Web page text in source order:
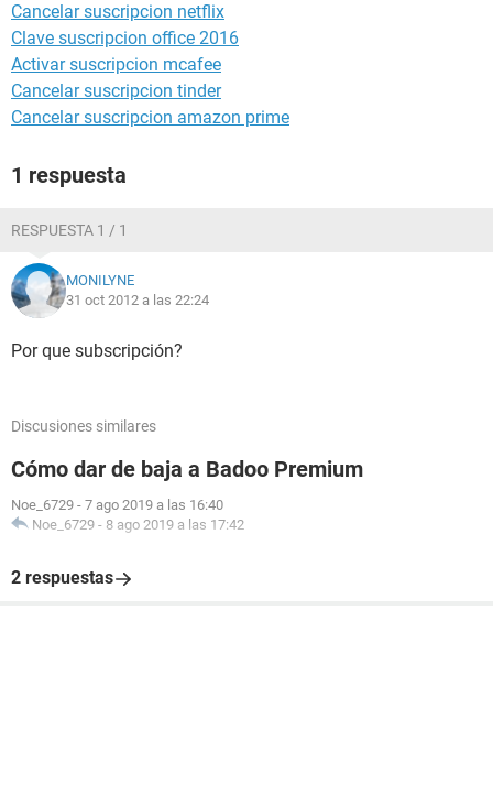
Cancelar suscripcion netflix
Clave suscripcion office 2016
Activar suscripcion mcafee
Cancelar suscripcion tinder
Cancelar suscripcion amazon prime
1 respuesta
RESPUESTA 1 / 1
MONILYNE
31 oct 2012 a las 22:24
Por que subscripción?
Discusiones similares
Cómo dar de baja a Badoo Premium
Noe_6729 - 7 ago 2019 a las 16:40
Noe_6729 - 8 ago 2019 a las 17:42
2 respuestas